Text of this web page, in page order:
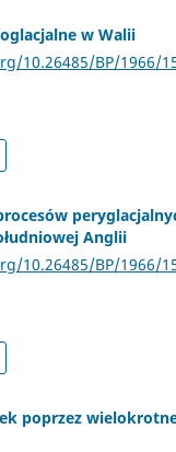
w Walii
10.26485/BP/1966/
Anglii
10.26485/BP/1966/
poprzez